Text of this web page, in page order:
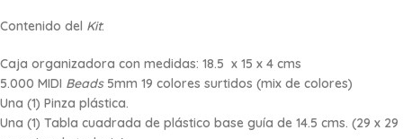
Contenido del Kit:
Caja organizadora con medidas: 18.5 x 15 x 4 cms
5.000 MIDI Beads5mm 19 colores surtidos (mix de colores)
Una (1) Pinza plástica.
Una (1) Tabla cuadrada de plástico base guía de 14.5 cms. (29 x 29